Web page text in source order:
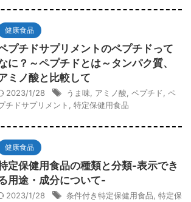
健康食品
プチドサプリメントのペプチドって
に？～ペプチドとは～タンパク質、
ミノ酸と比較して
2023/1/28 うま味 アミノ酸 ペプチド
ペ
チドサプリメント
特定保健用食品
健康食品
定保健用食品の種類と分類-表示でき
用途・成分について-
2023/1/28 条件付き特定保健用食品 特定保